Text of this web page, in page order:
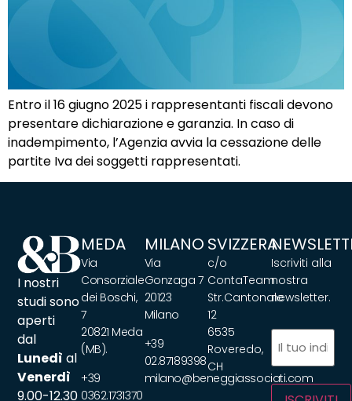
Entro il 16 giugno 2025 i rappresentanti fiscali devono
presentare dichiarazione e garanzia. In caso di
inadempimento, l’Agenzia avvia la cessazione delle
partite Iva dei soggetti rappresentati.
I nostri
studi sono
aperti
dal
Lunedì al
Venerdì
9.00-12.30
MEDA
Via
Consorziale
dei Boschi,
7
20821 Meda
(MB).
+39
0362.1731370
MILANO
Via
Gonzaga 7
20123
Milano
+39
02.87189398
milano@beneggiassociati.com
SVIZZERA
c/o
ContaTeam
Str.Cantonale
12
6535
Roveredo,
CH
Iscriviti alla
nostra
newsletter.
Email